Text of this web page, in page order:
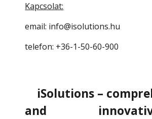
Kapcsolat:
email: info@isolutions.hu
telefon: +36-1-50-60-900
iSolutions –
and